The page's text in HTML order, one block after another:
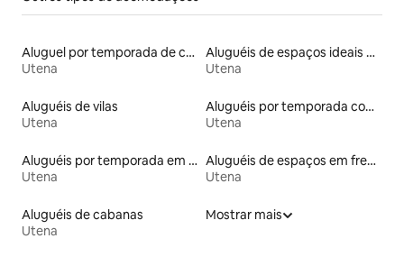
Aluguel por temporada de casas de hóspedes
Utena
Aluguéis de espaços ideais para famílias
Utena
Aluguéis de vilas
Utena
Aluguéis por temporada com banheira de hidromassagem
Utena
Aluguéis por temporada em hotéis-fazenda
Utena
Aluguéis de espaços em frente à praia
Utena
Aluguéis de cabanas
Utena
Mostrar mais